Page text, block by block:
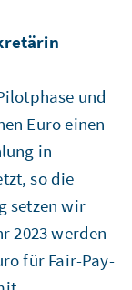
und
Euro einen
in
so die
setzen wir
2023 werden
für Fair-Pay-